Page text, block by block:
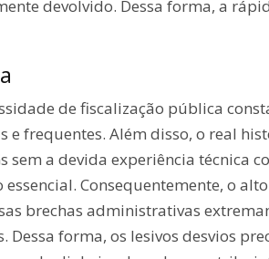
devolvido. Dessa forma, a
de fiscalização pública
frequentes. Além disso, o real
sem a devida experiência técnica
Consequentemente, o
brechas administrativas
forma, os lesivos desvios